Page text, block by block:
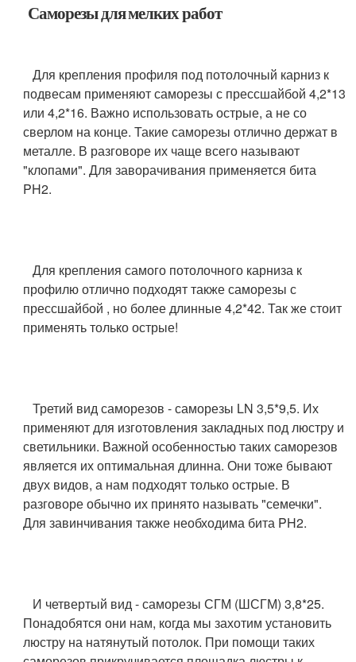
Саморезы для мелких работ
Для крепления профиля под потолочный карниз к
подвесам применяют саморезы с прессшайбой 4,2*13
или 4,2*16. Важно использовать острые, а не со
сверлом на конце. Такие саморезы отлично держат в
металле. В разговоре их чаще всего называют
"клопами". Для заворачивания применяется бита
PH2.
Для крепления самого потолочного карниза к
профилю отлично подходят также саморезы с
прессшайбой , но более длинные 4,2*42. Так же стоит
применять только острые!
Третий вид саморезов - саморезы LN 3,5*9,5. Их
применяют для изготовления закладных под люстру и
светильники. Важной особенностью таких саморезов
является их оптимальная длинна. Они тоже бывают
двух видов, а нам подходят только острые. В
разговоре обычно их принято называть "семечки".
Для завинчивания также необходима бита PH2.
И четвертый вид - саморезы СГМ (ШСГМ) 3,8*25.
Понадобятся они нам, когда мы захотим установить
люстру на натянутый потолок. При помощи таких